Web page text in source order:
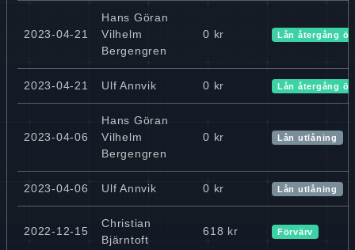
2023-04-21
Hans Göran
Vilhelm
Bergengren
0 kr Lån återgång
2023-04-21 Ulf Annvik 0 kr Lån återgång
2023-04-06
Hans Göran
Vilhelm
Bergengren
0 kr Lån utlåning
2023-04-06 Ulf Annvik 0 kr Lån utlåning
2022-12-15
Christian
Bjärntoft
618 kr Förvärv